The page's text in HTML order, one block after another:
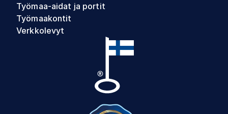
Työmaa-aidat ja portit
Työmaakontit
Verkkolevyt